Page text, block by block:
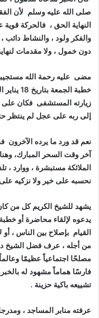
صلى الله عليه وسلم لأن
النهاية الحق ، فالحركة
والفكر ولود ، والنشاط
دون خمول ، ولا مقدمات
مضى عليه رحمة الله
خطبة
زيارته المستشفى فكان
إلى ربه على عجل لم ينتظر
آخر وقت السحر المبارك،
الملائكة مستبشرة ، ووارد ،
نحسبه على خير ولا نزكيه على
يشهد للشيخ الكريم كل من
يدعوه لإلقاء محاضرة أو
القيام بإصلاح بين الناس ،
من أجله ، عرف فضل الشيخ
مصلحًا اجتماعياً عظيمًا
فارسًا هماماً مشهود له
تشييعه باكية حزينة .
عرفته منابر المساجد ،